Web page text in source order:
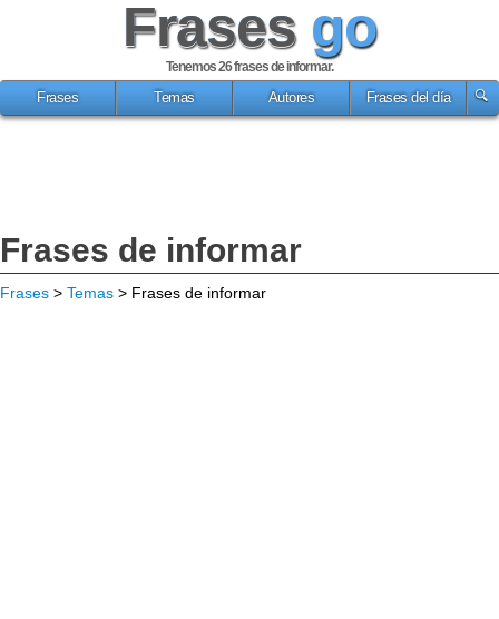
Frases go
Tenemos 26frases de informar.
Frases
Temas Autores Frases del día
Frases de informar
Frases > Temas > Frases de informar